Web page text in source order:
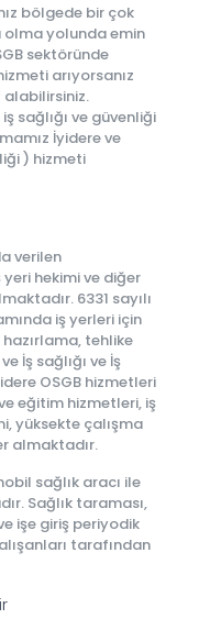
bölgede bir çok
olma yolunda emin
sektöründe
arıyorsanız
sağlığı ve güvenliği
İyidere ve
) hizmeti
verilen
hekimi ve diğer
6331 sayılı
iş yerleri için
tehlike
İş sağlığı ve İş
OSGB hizmetleri
eğitim hizmetleri, iş
yüksekte çalışma
almaktadır.
sağlık aracı ile
Sağlık taraması,
işe giriş periyodik
tarafından